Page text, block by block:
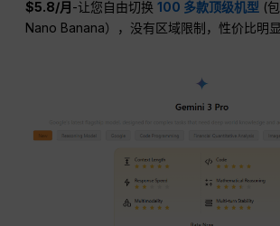
$5.8/月 -让您自由切换100 多款顶级机型 (
Nano Banana），没有区域限制，性价比明